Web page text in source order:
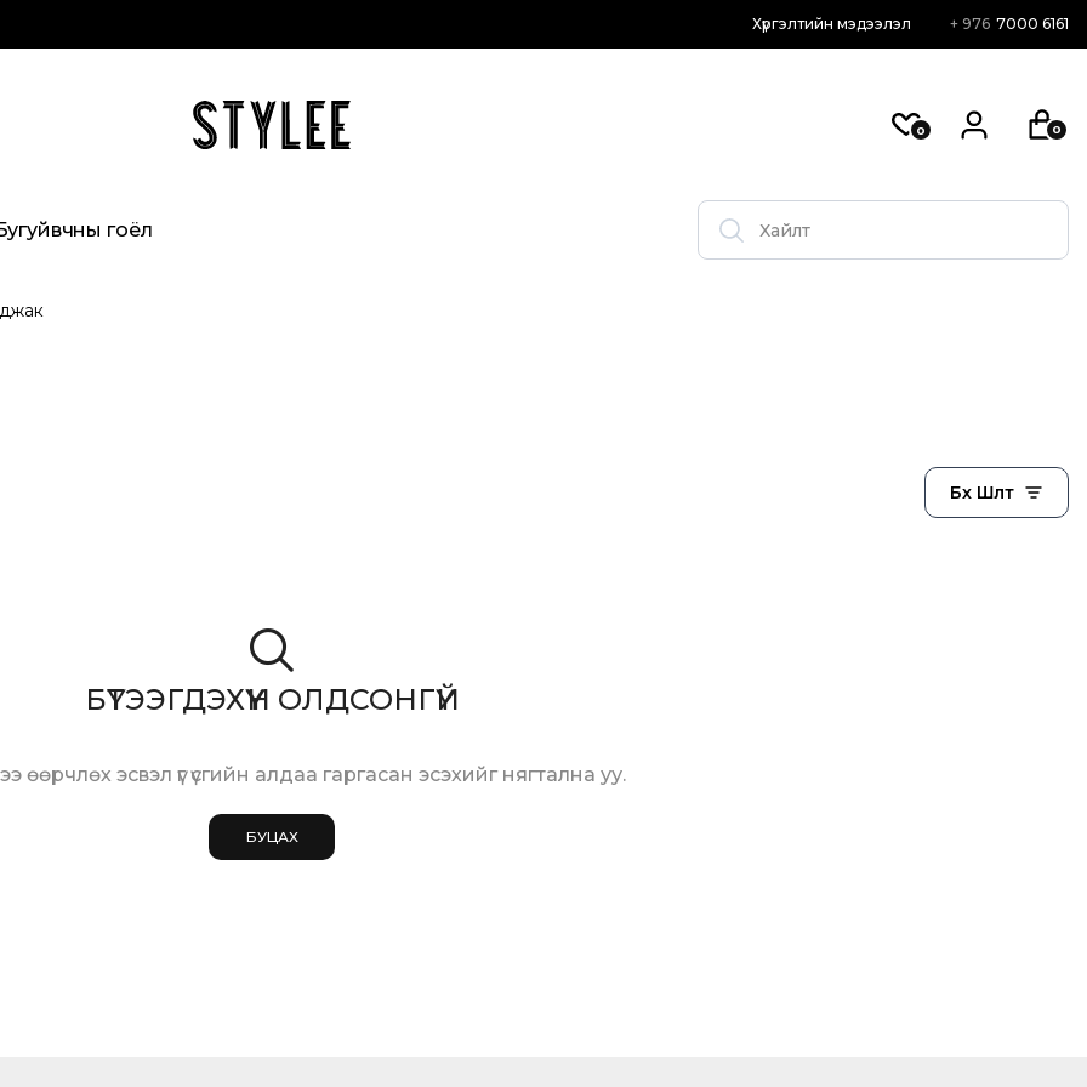
Хүргэлтийн мэдээлэл + 976 7000 6161
0 0
гоёл
Бүх Шүүлт
БҮТЭЭГДЭХҮҮН ОЛДСОНГҮЙ
өөрчлөх эсвэл үг үсгийн алдаа гаргасан эсэхийг нягтална уу.
БУЦАХ